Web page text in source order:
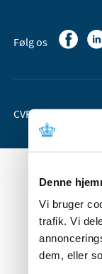
Denne
Vi bruger
trafik. Vi
dem, eller
Følg os
CVR-nr. 37 05 24 85